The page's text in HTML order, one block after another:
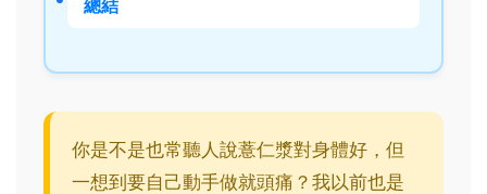
總結
你是不是也常聽人說薏仁漿對身體好，但
一想到要自己動手做就頭痛？我以前也是